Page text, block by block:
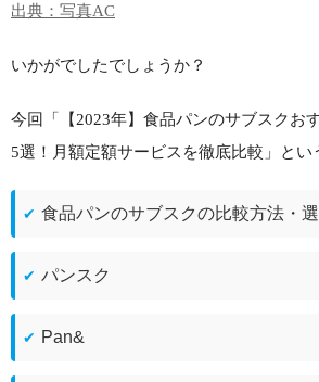
出典：写真AC
いかがでしたでしょうか？
今回「【2023年】食品パンのサブスクお
5選！月額定額サービスを徹底比較」とい
食品パンのサブスクの比較方法・
パンスク
Pan&